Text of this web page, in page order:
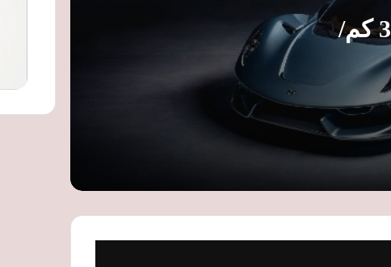
Blackbird تنطلق بسرعة 354 كم/
حصانًا وإنتاج عالمي محدود إلى 200 نسخة
فيراري تسجل علامات تجارية جديدة..
و296 عالية الأداء
أفاتار 12 Ultra EV.. سيارة كهربائية فاخرة